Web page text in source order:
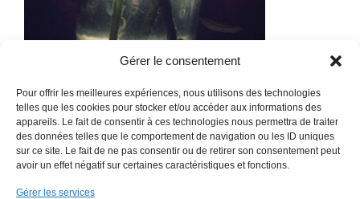
Gérer le consentement
Pour offrir les meilleures expériences, nous utilisons des technologies
telles que les cookies pour stocker et/ou accéder aux informations des
appareils. Le fait de consentir à ces technologies nous permettra de traiter
des données telles que le comportement de navigation ou les ID uniques
sur ce site. Le fait de ne pas consentir ou de retirer son consentement peut
avoir un effet négatif sur certaines caractéristiques et fonctions.
Gérer les services
Paradmin_EmWeb | 02/11/23 | 0 commentaire